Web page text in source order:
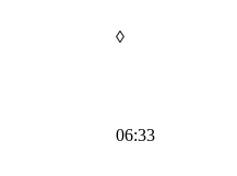
◊
06:33